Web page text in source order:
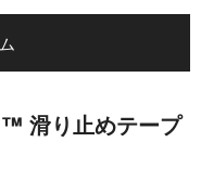
滑り止めテープ